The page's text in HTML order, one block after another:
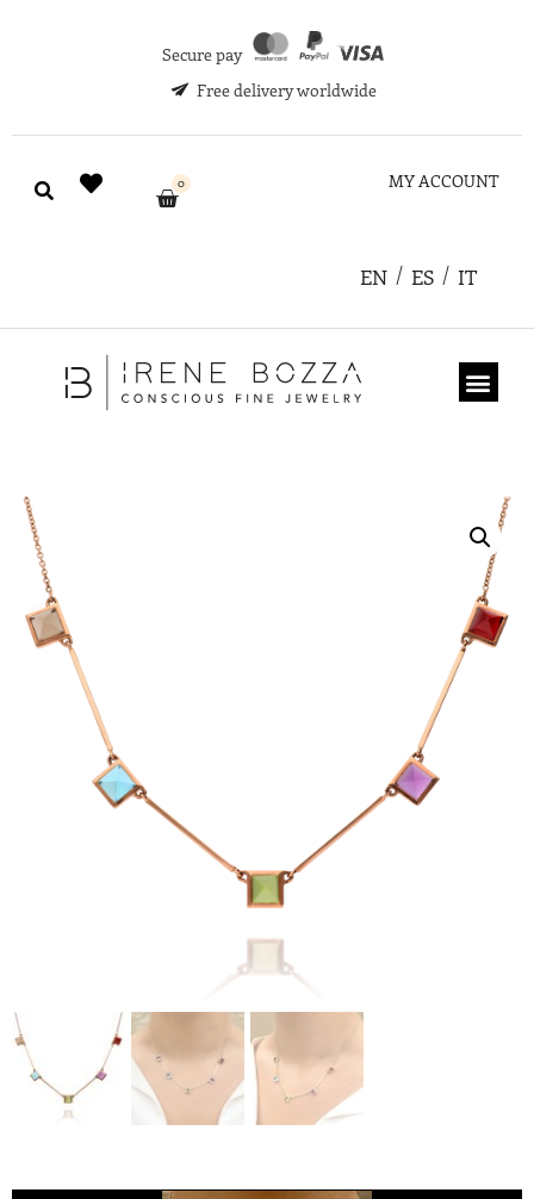
Secure pay
Free delivery worldwide
0 MY ACCOUNT
EN ES IT